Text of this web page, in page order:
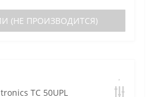
(НЕ ПРОИЗВОДИТСЯ)